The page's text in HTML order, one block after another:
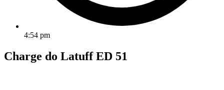
4:54 pm
Charge do Latuff ED 51